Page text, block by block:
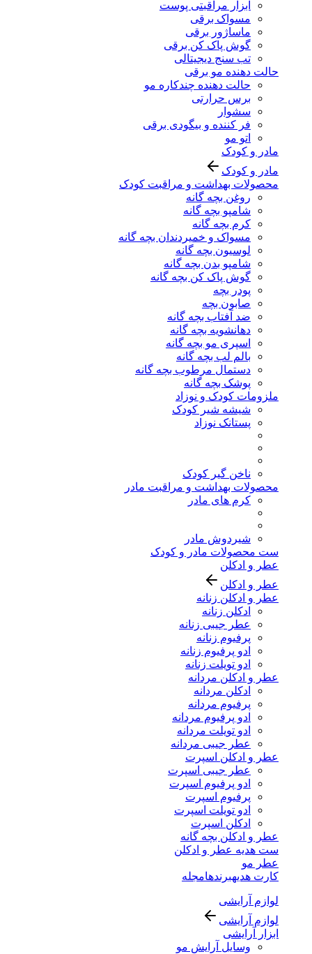
ابزار مراقبتی پوست
مسواک برقی
ماساژور برقی
گوش پاک کن برقی
تب سنج دیجیتالی
حالت دهنده مو برقی
حالت دهنده چندکاره مو
برس حرارتی
سشوار
فر کننده و بیگودی برقی
اتو مو
مادر و کودک
مادر و کودک
محصولات بهداشت و مراقبت کودک
روغن بچه گانه
شامپو بچه گانه
کرم بچه گانه
مسواک و خمیردندان بچه گانه
لوسیون بچه گانه
شامپو بدن بچه گانه
گوش پاک کن بچه گانه
پودر بچه
صابون بچه
ضد آفتاب بچه گانه
دهانشویه بچه گانه
اسپری مو بچه گانه
بالم لب بچه گانه
دستمال مرطوب بچه گانه
پوشک بچه گانه
ملزومات کودک و نوزاد
شیشه شیر کودک
پستانک نوزاد
ناخن گیر کودک
محصولات بهداشت و مراقبت مادر
کرم های مادر
شیردوش مادر
ست محصولات مادر و کودک
عطر و ادکلن
عطر و ادکلن
عطر و ادکلن زنانه
ادکلن زنانه
عطر جیبی زنانه
پرفیوم زنانه
ادو پرفیوم زنانه
ادو تویلت زنانه
عطر و ادکلن مردانه
ادکلن مردانه
پرفیوم مردانه
ادو پرفیوم مردانه
ادو تویلت مردانه
عطر جیبی مردانه
عطر و ادکلن اسپرت
عطر جیبی اسپرت
ادو پرفیوم اسپرت
پرفیوم اسپرت
ادو تویلت اسپرت
ادکلن اسپرت
عطر و ادکلن بچه گانه
ست هدیه عطر و ادکلن
عطر مو
کارت هدیهبرندهامجله
لوازم آرایشی
لوازم آرایشی
ابزار آرایشی
وسایل آرایش مو